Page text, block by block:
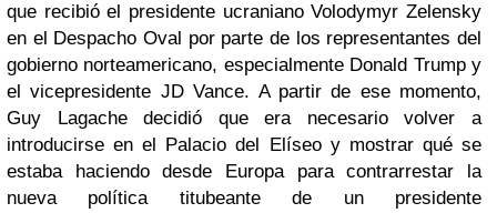
que recibió el presidente ucraniano Volodymyr Zelensky
en el Despacho Oval por parte de los representantes del
gobierno norteamericano, especialmente Donald Trump y
el vicepresidente JD Vance. A partir de ese momento,
Guy Lagache decidió que era necesario volver a
introducirse en el Palacio del Elíseo y mostrar qué se
estaba haciendo desde Europa para contrarrestar la
nueva política titubeante de un presidente